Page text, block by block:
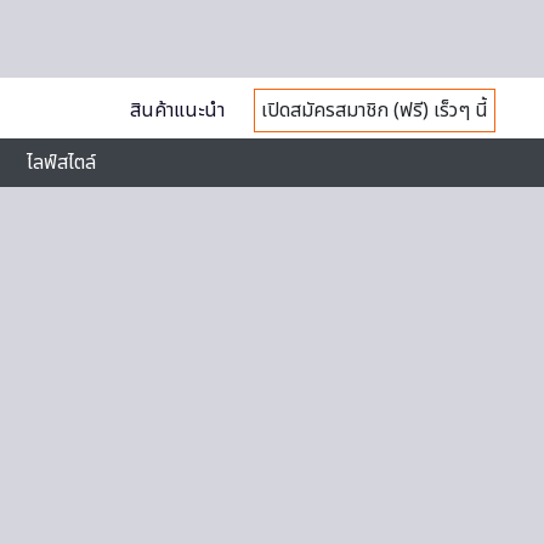
สินค้าแนะนำ
เปิดสมัครสมาชิก (ฟรี) เร็วๆ นี้
ไลฟ์สไตล์